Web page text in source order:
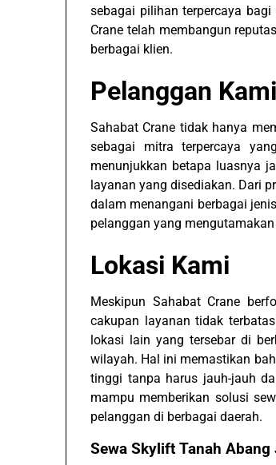
sebagai pilihan terpercaya
Crane telah membangun
berbagai klien.
Pelanggan Kami
Sahabat Crane tidak hanya
sebagai mitra terpercaya
menunjukkan betapa luasnya
layanan yang disediakan. Dari
dalam menangani berbagai
pelanggan yang
Lokasi Kami
Meskipun Sahabat Crane
cakupan layanan tidak
lokasi lain yang tersebar di
wilayah. Hal ini memastikan
tinggi tanpa harus jauh-jauh
mampu memberikan solusi
pelanggan di berbagai daerah.
Sewa Skylift Tanah